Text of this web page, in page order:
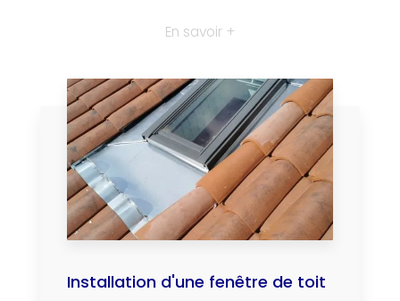
En savoir +
Installation d'une fenêtre de toit